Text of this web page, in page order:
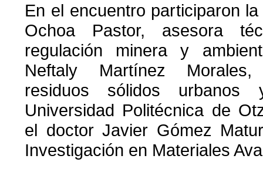
En el encuentro participaron
Ochoa Pastor, asesora
regulación minera y
Neftaly Martínez
residuos sólidos
Universidad Politécnica de
el doctor Javier Gómez
Investigación en Materiales